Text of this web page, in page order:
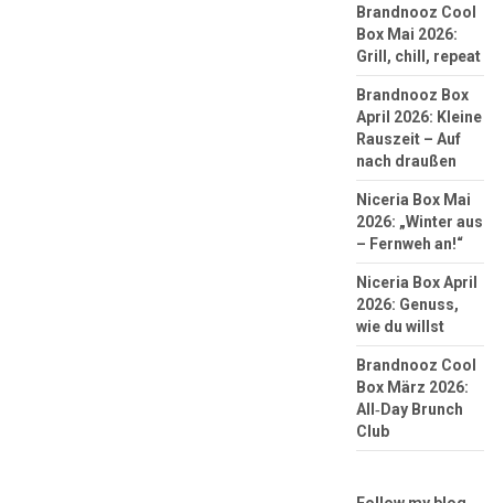
Brandnooz Cool
Box Mai 2026:
Grill, chill, repeat
Brandnooz Box
April 2026: Kleine
Rauszeit – Auf
nach draußen
Niceria Box Mai
2026: „Winter aus
– Fernweh an!“
Niceria Box April
2026: Genuss,
wie du willst
Brandnooz Cool
Box März 2026:
All‑Day Brunch
Club